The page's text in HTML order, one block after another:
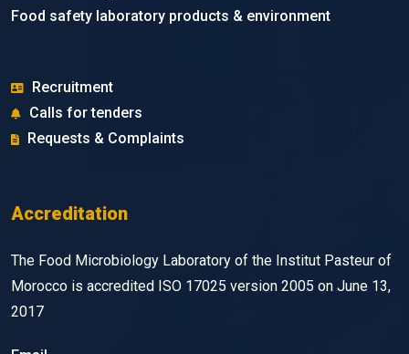
Food safety laboratory products & environment
Recruitment
Calls for tenders
Requests & Complaints
Accreditation
The Food Microbiology Laboratory of the Institut Pasteur of
Morocco is accredited ISO 17025 version 2005 on June 13,
2017